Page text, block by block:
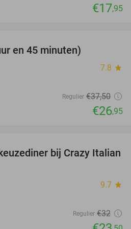
€17,95
en 45 minuten)
7.8 star
Regulier €37,50
€26,95
27%
bij Crazy Italian
9.7 star
Regulier €32